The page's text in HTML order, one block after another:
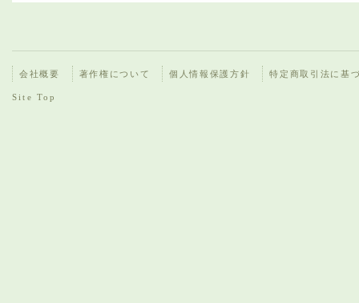
会社概要 著作権について 個人情報保護方針 特定商取引法に基
Site Top